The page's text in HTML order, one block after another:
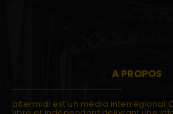
A PROPOS
altermidi est un média interrégional